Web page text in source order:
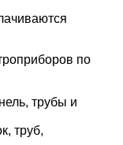
по
трубы и
труб,